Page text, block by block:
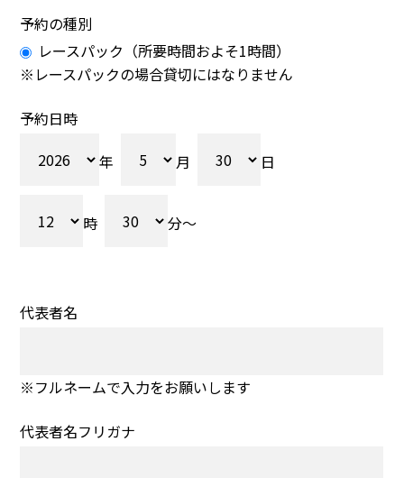
予約の種別
レースパック（所要時間およそ1時間）
※レースパックの場合貸切にはなりません
予約日時
年 月 日
時 分～
代表者名
※フルネームで入力をお願いします
代表者名フリガナ